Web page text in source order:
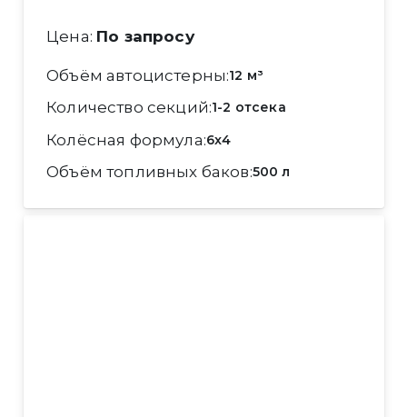
Цена: По запросу
Объём автоцистерны 12 м³
Количество секций 1-2 отсека
Колёсная формула 6x4
Объём топливных баков 500 л